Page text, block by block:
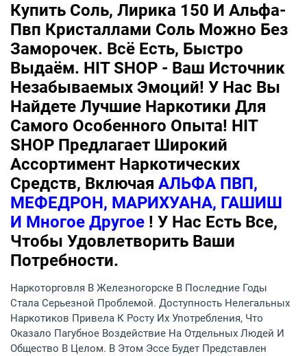
Купить Соль, Лирика 150 И Альфа-
Пвп Кристаллами Соль Можно Без
Заморочек. Всё Есть, Быстро
Выдаём. HIT SHOP - Ваш Источник
Незабываемых Эмоций! У Нас Вы
Найдете Лучшие Наркотики Для
Самого Особенного Опыта! HIT
SHOP Предлагает Широкий
Ассортимент Наркотических
Средств, Включая АЛЬФА ПВП,
МЕФЕДРОН, МАРИХУАНА, ГАШИШ
И Многое Другое ! У Нас Есть Все,
Чтобы Удовлетворить Ваши
Потребности.
Наркоторговля В Железногорске В Последние Годы
Стала Серьезной Проблемой. Доступность Нелегальных
Наркотиков Привела К Росту Их Употребления, Что
Оказало Пагубное Воздействие На Отдельных Людей И
Общество В Целом. В Этом Эссе Будет Представлен